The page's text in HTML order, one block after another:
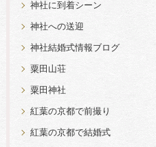
神社に到着シーン
神社への送迎
神社結婚式情報ブログ
粟田山荘
粟田神社
紅葉の京都で前撮り
紅葉の京都で結婚式